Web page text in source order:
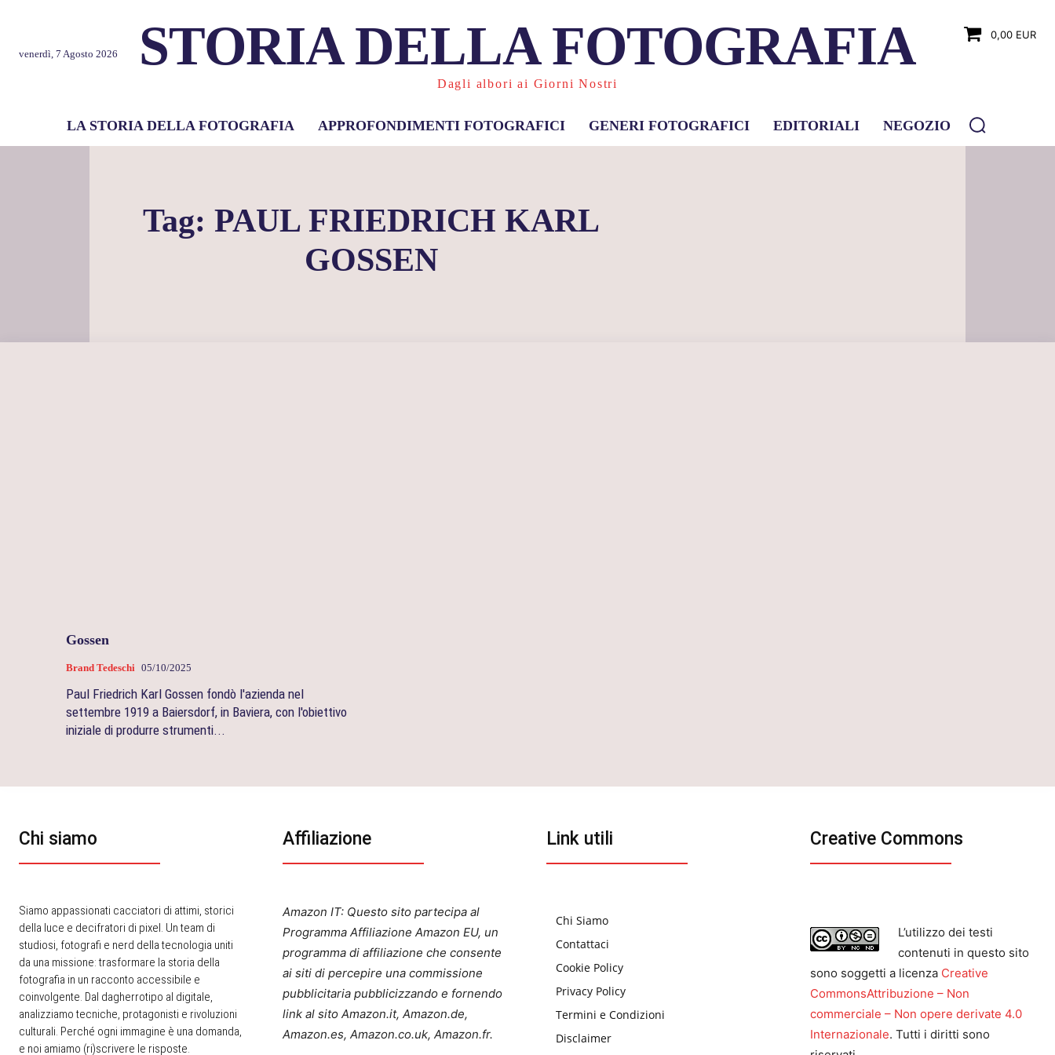
venerdì, 7 Agosto 2026 STORIA DELLA FOTOGRAFIA
Dagli albori ai Giorni Nostri
0,00 EUR
LA STORIA DELLA FOTOGRAFIA APPROFONDIMENTI FOTOGRAFICI GENERI FOTOGRAFICI EDITORIALI NEGOZIO
Tag: PAUL FRIEDRICH KARL
GOSSEN
Gossen
Brand Tedeschi 05/10/2025
Paul Friedrich Karl Gossen fondò l'azienda nel
settembre 1919 a Baiersdorf, in Baviera, con l'obiettivo
iniziale di produrre strumenti...
Chi siamo
Siamo appassionati cacciatori di attimi, storici
della luce e decifratori di pixel. Un team di
studiosi, fotografi e nerd della tecnologia uniti
da una missione: trasformare la storia della
fotografia in un racconto accessibile e
coinvolgente. Dal dagherrotipo al digitale,
analizziamo tecniche, protagonisti e rivoluzioni
culturali. Perché ogni immagine è una domanda,
e noi amiamo (ri)scrivere le risposte.
Affiliazione
Amazon IT: Questo sito partecipa al
Programma Affiliazione Amazon EU, un
programma di affiliazione che consente
ai siti di percepire una commissione
pubblicitaria pubblicizzando e fornendo
link al sito Amazon.it, Amazon.de,
Amazon.es, Amazon.co.uk, Amazon.fr.
Link utili
Chi Siamo
Contattaci
Cookie Policy
Privacy Policy
Termini e Condizioni
Disclaimer
Creative Commons
L’utilizzo dei testi
contenuti in questo sito
sono soggetti a licenza Creative
CommonsAttribuzione – Non
commerciale – Non opere derivate 4.0
Internazionale. Tutti i diritti sono